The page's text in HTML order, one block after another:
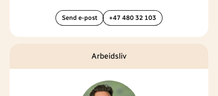
Send e-post +47 480 32 103
Arbeidsliv